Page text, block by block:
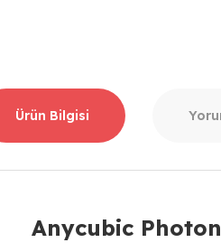
Ürün Bilgisi
Anycubic